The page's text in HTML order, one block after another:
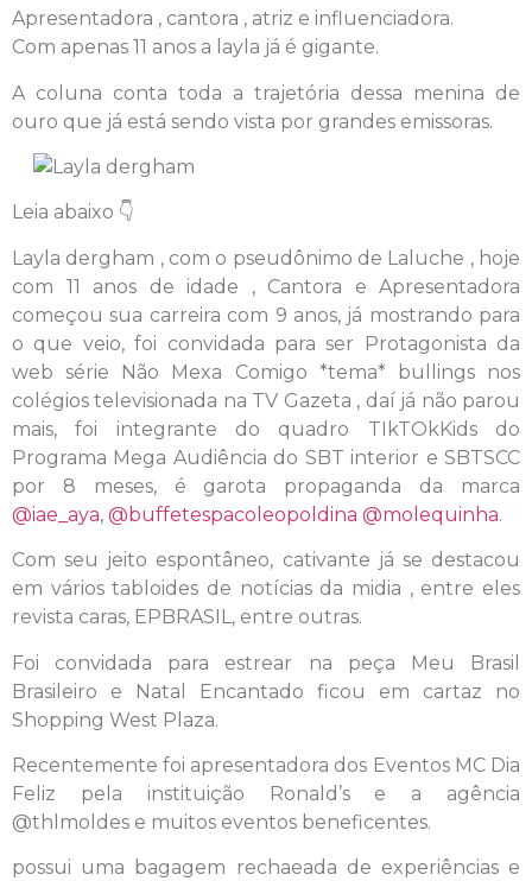
Apresentadora , cantora , atriz e influenciadora.
Com apenas 11 anos a layla já é gigante.
A coluna conta toda a trajetória dessa menina de
ouro que já está sendo vista por grandes emissoras.
Leia abaixo 👇
Layla dergham , com o pseudônimo de Laluche , hoje
com 11 anos de idade , Cantora e Apresentadora
começou sua carreira com 9 anos, já mostrando para
o que veio, foi convidada para ser Protagonista da
web série Não Mexa Comigo *tema* bullings nos
colégios televisionada na TV Gazeta , daí já não parou
mais, foi integrante do quadro TIkTOkKids do
Programa Mega Audiência do SBT interior e SBTSCC
por 8 meses, é garota propaganda da marca
@iae_aya, @buffetespacoleopoldina @molequinha.
Com seu jeito espontâneo, cativante já se destacou
em vários tabloides de notícias da midia , entre eles
revista caras, EPBRASIL, entre outras.
Foi convidada para estrear na peça Meu Brasil
Brasileiro e Natal Encantado ficou em cartaz no
Shopping West Plaza.
Recentemente foi apresentadora dos Eventos MC Dia
Feliz pela instituição Ronald’s e a agência
@thlmoldes e muitos eventos beneficentes.
possui uma bagagem rechaeada de experiências e